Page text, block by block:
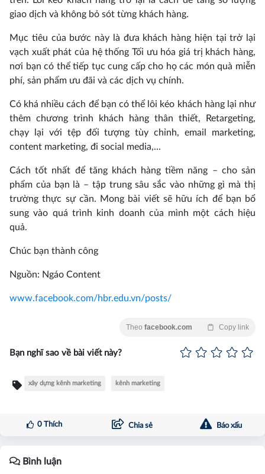
giao dịch và không bỏ sót từng khách hàng.
Mục tiêu của bước này là đưa khách hàng hiện tại trở lại
vạch xuất phát của hệ thống Tối ưu hóa giá trị khách hàng,
nơi bạn có thể tiếp tục cung cấp cho họ các món quà miễn
phí, sản phẩm ưu đãi và các dịch vụ chính.
Có khá nhiều cách để bạn có thể lôi kéo khách hàng lại như
thêm chương trình khách hàng thân thiết, Retargeting,
chạy lại với tệp đối tượng tùy chỉnh, email marketing,
content marketing, đi social media,...
Cách tốt nhất để tăng khách hàng tiềm năng – cho sản
phẩm của bạn là – tập trung sâu sắc vào những gì mà thị
trường thực sự cần. Mong bài viết sẽ hữu ích để bạn bổ
sung vào quá trình kinh doanh của mình một cách hiệu
quả.
Chúc bạn thành công
Nguồn: Ngáo Content
www.facebook.com/hbr.edu.vn/posts/
Theo facebook.com Copy link
Bạn nghĩ sao về bài viết này?
xây dựng kênh marketing kênh marketing
0Thích Chia sẻ Báo xấu
Bình luận